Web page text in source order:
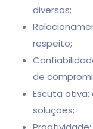
diversas;
respeito;
de
Escuta
soluções;